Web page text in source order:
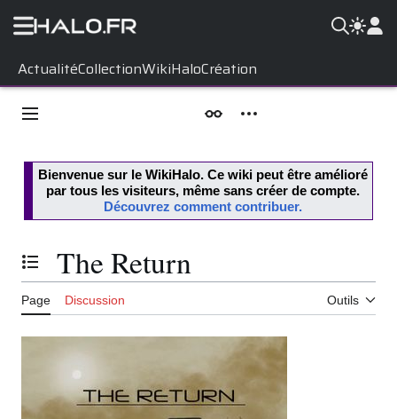
ActualitéCollectionWikiHaloCréation
contenu
Menu principal ApparenceOutils personnels
Bienvenue sur le WikiHalo. Ce wiki peut être amélioré
par tous les visiteurs, même sans créer de compte.
Découvrez comment contribuer.
Basculer la table des matières
The Return
Page Discussion Outils